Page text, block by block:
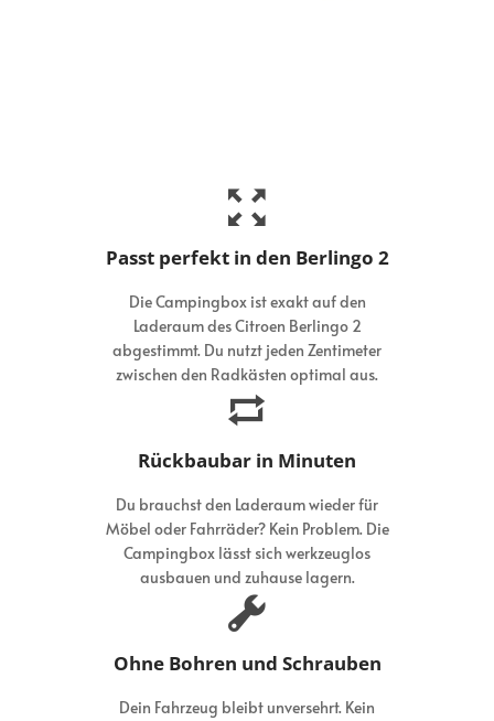
Passt perfekt in den Berlingo 2
Die Campingbox ist exakt auf den
Laderaum des Citroen Berlingo 2
abgestimmt. Du nutzt jeden Zentimeter
zwischen den Radkästen optimal aus.
Rückbaubar in Minuten
Du brauchst den Laderaum wieder für
Möbel oder Fahrräder? Kein Problem. Die
Campingbox lässt sich werkzeuglos
ausbauen und zuhause lagern.
Ohne Bohren und Schrauben
Dein Fahrzeug bleibt unversehrt. Kein